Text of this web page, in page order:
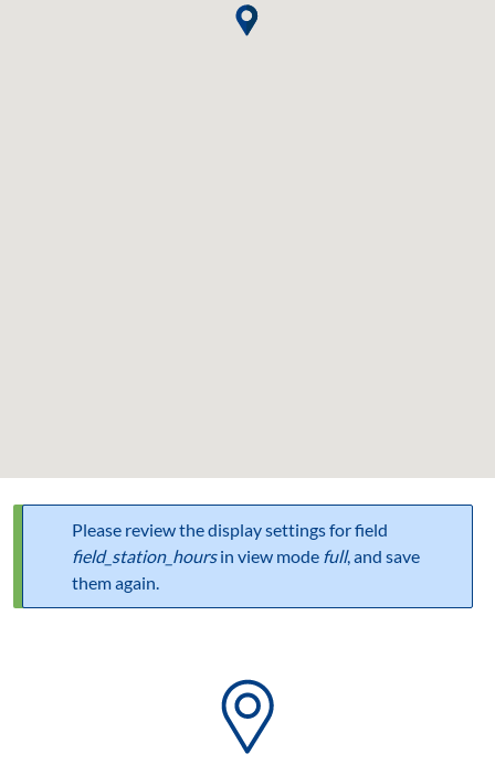
Statusbericht
Please review the display settings for field
field_station_hoursin view mode full, and save
them again.